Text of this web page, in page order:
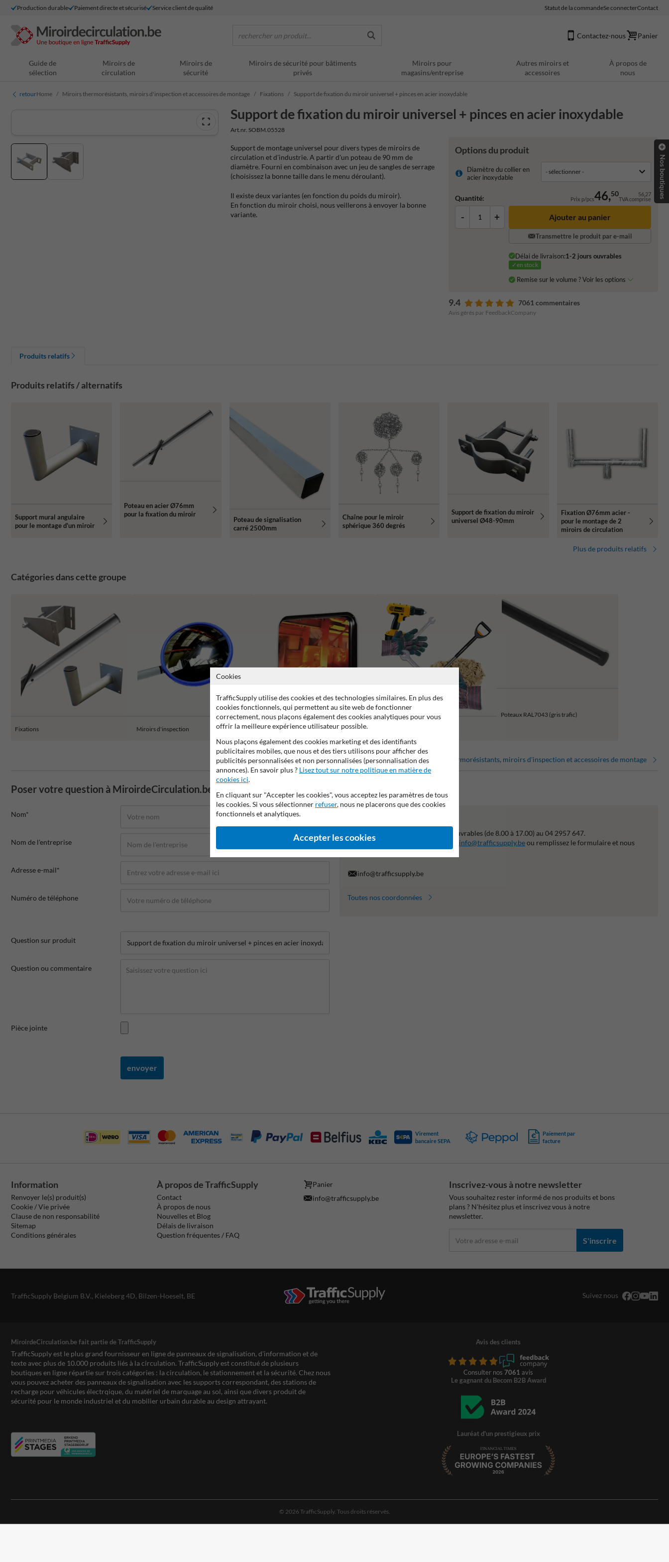
Production durable Paiement directe et sécurisé Service client de qualité Statut de la commandeSe connecterContact
rechercher un produit... Contactez-nous Panier
Guide de
sélection
Miroirs de
circulation
Miroirs de
sécurité
Miroirs de sécurité pour bâtiments
privés
Miroirs pour
magasins/entreprise
Autres miroirs et
accessoires
À propos de
nous
retourHome Miroirs thermorésistants, miroirs d'inspection et accessoires de montage Fixations Support de fixation du miroir universel + pinces en acier inoxydable
Support de fixation du miroir universel + pinces en acier inoxydable
Art.nr. SOBM.05528
Options du produit
Diamètre du collier en
acier inoxydable
Quantité: Prix p/pcs46,50 56,27
TVA comprise
- + Ajouter au panier
Transmettre le produit par e-mail
Délai de livraison:1-2 jours ouvrables
✓en stock
Remise sur le volume ? Voir les options
9.4 7061 commentaires
Avis gérés par FeedbackCompany
Support de montage universel pour divers types de miroirs de
circulation et d'industrie. A partir d'un poteau de 90 mm de
diamètre. Fourni en combinaison avec un jeu de sangles de serrage
(choisissez la bonne taille dans le menu déroulant).
Il existe deux variantes (en fonction du poids du miroir).
En fonction du miroir choisi, nous veillerons à envoyer la bonne
variante.
Produits relatifs
Produits relatifs / alternatifs
Support mural angulaire
pour le montage d'un miroir
Poteau en acier Ø76mm
pour la fixation du miroir
Poteau de signalisation
carré 2500mm
Chaîne pour le miroir
sphérique 360 degrés
Support de fixation du miroir
universel Ø48-90mm
Fixation Ø76mm acier -
pour le montage de 2
miroirs de circulation
Plus de produits relatifs
Catégories dans cette groupe
Fixations Miroirs d'inspection Miroirs thermorésistants
Poteaux RAL7043 (gris trafic)
Miroirs thermorésistants, miroirs d'inspection et accessoires de montage
Poser votre question à MiroirdeCirculation.be
Nom*
Nom de l'entreprise
Adresse e-mail*
Numéro de téléphone
Question sur produit
Question ou commentaire
Pièce jointe
envoyer
Nous sommes joignables les jours ouvrables (de 8.00 à 17.00) au 04 2957 647.
Des questions ? Envoyez un e-mail à info@trafficsupply.beou remplissez le formulaire et nous
vous répondrons dès que possible.
info@trafficsupply.be
Toutes nos coordonnées
Virement
bancaire SEPA
Paiement par
facture
Information
Renvoyer le(s) produit(s)
Cookie / Vie privée
Clause de non responsabilité
Sitemap
Conditions générales
À propos de TrafficSupply
Contact
À propos de nous
Nouvelles et Blog
Délais de livraison
Question fréquentes / FAQ
Panier
info@trafficsupply.be
Inscrivez-vous à notre newsletter
Vous souhaitez rester informé de nos produits et bons
plans ? N'hésitez plus et inscrivez vous à notre
newsletter.
S'inscrire
TrafficSupply Belgium B.V., Kieleberg 4D, Bilzen-Hoeselt, BE Suivez nous
MiroirdeCirculation.be fait partie de TrafficSupply
TrafficSupply est le plus grand fournisseur en ligne de panneaux de signalisation, d'information et de
texte avec plus de 10.000 produits liés à la circulation. TrafficSupply est constitué de plusieurs
boutiques en ligne répartie sur trois catégories : la circulation, le stationnement et la sécurité. Chez nous
vous pouvez acheter des panneaux de signalisation avec les supports correspondant, des stations de
recharge pour véhicules électrqique, du matériel de marquage au sol, ainsi que divers produit de
sécurité pour le monde industriel et du mobilier urbain durable au design attrayant.
Avis des clients
Consulter nos 7061 avis
Le gagnant du Becom B2B Award
Lauréat d'un prestigieux prix
© 2026 TrafficSupply. Tous droits réservés.
Nos boutiques
Cookies
TrafficSupply utilise des cookies et des technologies similaires. En plus des
cookies fonctionnels, qui permettent au site web de fonctionner
correctement, nous plaçons également des cookies analytiques pour vous
offrir la meilleure expérience utilisateur possible.
Nous plaçons également des cookies marketing et des identifiants
publicitaires mobiles, que nous et des tiers utilisons pour afficher des
publicités personnalisées et non personnalisées (personnalisation des
annonces). En savoir plus ? Lisez tout sur notre politique en matière de
cookies ici.
En cliquant sur "Accepter les cookies", vous acceptez les paramètres de tous
les cookies. Si vous sélectionner refuser, nous ne placerons que des cookies
fonctionnels et analytiques.
Accepter les cookies